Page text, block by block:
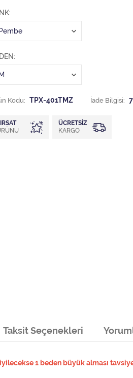
Kodu: TPX-401TMZ İade Bilgisi:
ÜCRETSIZ
KARGO
Taksit Seçenekleri
1 beden büyük alması